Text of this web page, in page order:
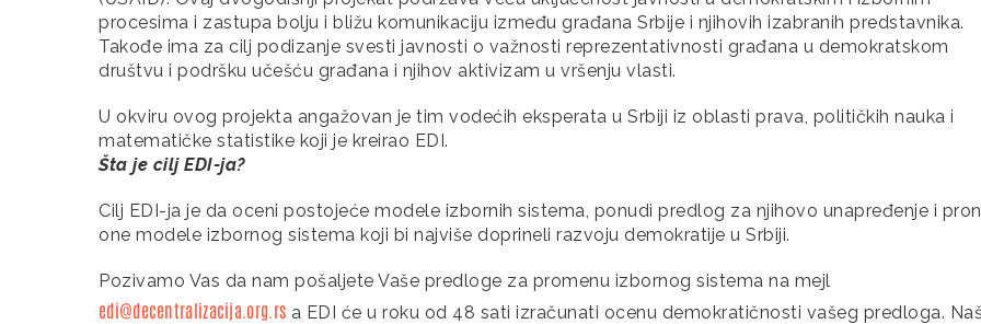
procesima i zastupa bolju i bližu komunikaciju između građana Srbije i njihovih izabranih predstavnika.
Takođe ima za cilj podizanje svesti javnosti o važnosti reprezentativnosti građana u demokratskom
društvu i podršku učešću građana i njihov aktivizam u vršenju vlasti.
U okviru ovog projekta angažovan je tim vodećih eksperata u Srbiji iz oblasti prava, političkih nauka i
matematičke statistike koji je kreirao EDI.
Šta je cilj EDI-ja?
Cilj EDI-ja je da oceni postojeće modele izbornih sistema, ponudi predlog za njihovo unapređenje i
one modele izbornog sistema koji bi najviše doprineli razvoju demokratije u Srbiji.
Pozivamo Vas da nam pošaljete Vaše predloge za promenu izbornog sistema na mejl
edi@decentralizacija.org.rs a EDI će u roku od 48 sati izračunati ocenu demokratičnosti vašeg predloga. Naš